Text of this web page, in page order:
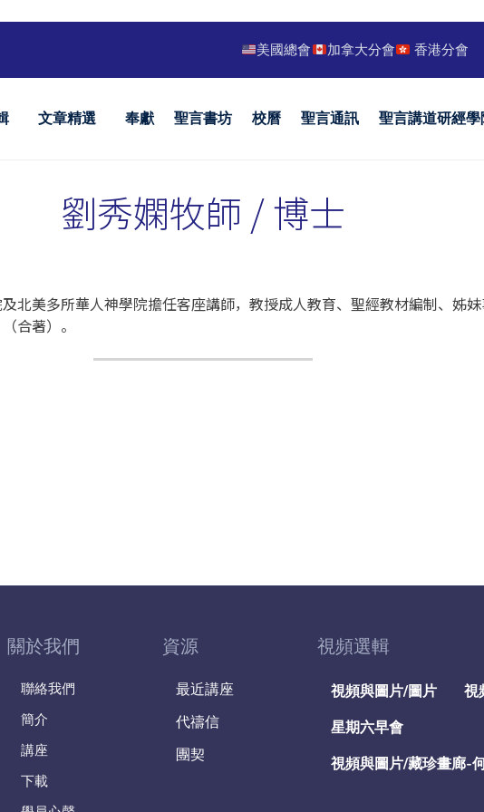
美國總會 加拿大分會 香港分會
文章精選 奉獻 聖言書坊 校曆 聖言通訊 聖言講道研經學
劉秀嫻牧師 / 博士
北美多所華人神學院擔任客座講師，教授成人教育、聖經教材編制、姊
合著）。
關於我們
聯絡我們
簡介
講座
下載
資源
最近講座
代禱信
團契
視頻選輯
視頻與圖片/圖片
視
星期六早會
視頻與圖片/藏珍畫廊-